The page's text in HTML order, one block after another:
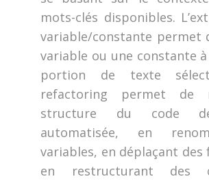
mots-clés disponibles.
variable/constante permet
variable ou une constante
portion de texte
refactoring permet de
structure du code
automatisée, en
variables, en déplaçant des
en restructurant des